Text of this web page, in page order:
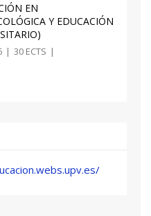
EN
Y EDUCACIÓN
| 30 ECTS |